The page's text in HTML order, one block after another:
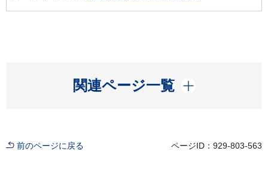
関連ページ一覧
開く
前のページに戻る ページID：929-803-563